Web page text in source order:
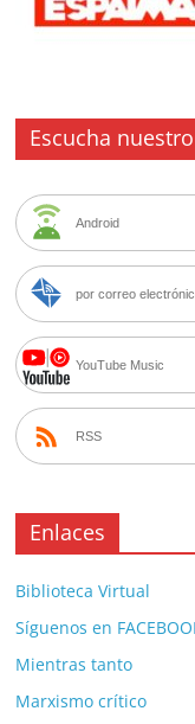
Escucha
Android
por correo
YouTube Music
RSS
Enlaces
Biblioteca Virtual
Síguenos en
Mientras tanto
Marxismo crítico